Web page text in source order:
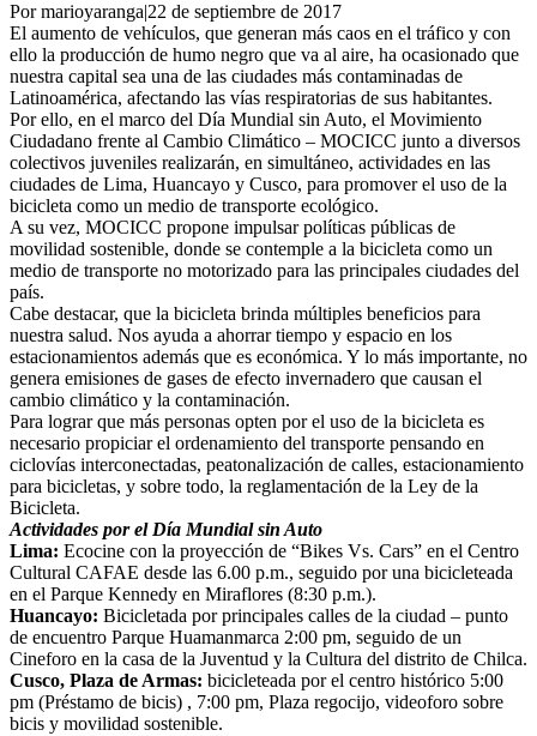
Por marioyaranga|22 de septiembre de 2017
El aumento de vehículos, que generan más caos en el tráfico y con
ello la producción de humo negro que va al aire, ha ocasionado que
nuestra capital sea una de las ciudades más contaminadas de
Latinoamérica, afectando las vías respiratorias de sus habitantes.
Por ello, en el marco del Día Mundial sin Auto, el Movimiento
Ciudadano frente al Cambio Climático – MOCICC junto a diversos
colectivos juveniles realizarán, en simultáneo, actividades en las
ciudades de Lima, Huancayo y Cusco, para promover el uso de la
bicicleta como un medio de transporte ecológico.
A su vez, MOCICC propone impulsar políticas públicas de
movilidad sostenible, donde se contemple a la bicicleta como un
medio de transporte no motorizado para las principales ciudades del
país.
Cabe destacar, que la bicicleta brinda múltiples beneficios para
nuestra salud. Nos ayuda a ahorrar tiempo y espacio en los
estacionamientos además que es económica. Y lo más importante, no
genera emisiones de gases de efecto invernadero que causan el
cambio climático y la contaminación.
Para lograr que más personas opten por el uso de la bicicleta es
necesario propiciar el ordenamiento del transporte pensando en
ciclovías interconectadas, peatonalización de calles, estacionamiento
para bicicletas, y sobre todo, la reglamentación de la Ley de la
Bicicleta.
Actividades por el Día Mundial sin Auto
Lima: Ecocine con la proyección de “Bikes Vs. Cars” en el Centro
Cultural CAFAE desde las 6.00 p.m., seguido por una bicicleteada
en el Parque Kennedy en Miraflores (8:30 p.m.).
Huancayo: Bicicletada por principales calles de la ciudad – punto
de encuentro Parque Huamanmarca 2:00 pm, seguido de un
Cineforo en la casa de la Juventud y la Cultura del distrito de Chilca.
Cusco, Plaza de Armas: bicicleteada por el centro histórico 5:00
pm (Préstamo de bicis) , 7:00 pm, Plaza regocijo, videoforo sobre
bicis y movilidad sostenible.